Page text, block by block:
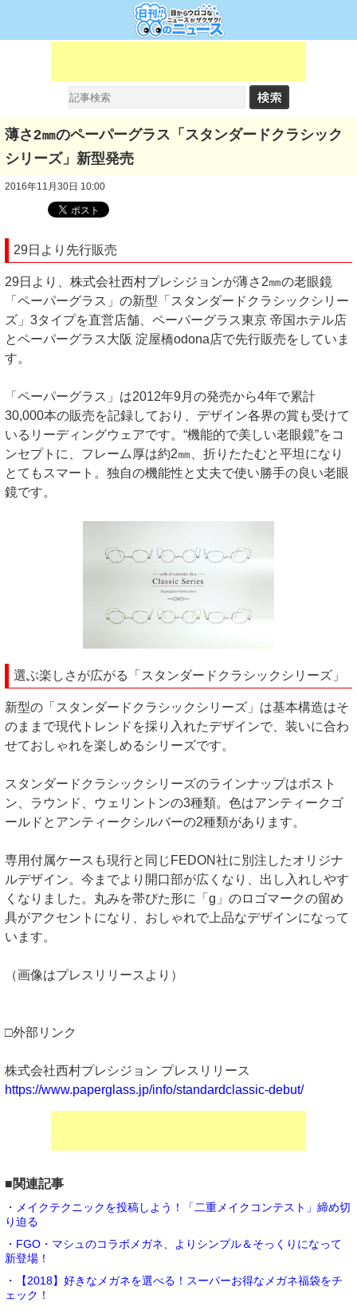
薄さ2㎜のペーパーグラス「スタンダードクラシック
シリーズ」新型発売
2016年11月30日 10:00
29日より先行販売
29日より、株式会社西村プレシジョンが薄さ2㎜の老眼鏡
「ペーパーグラス」の新型「スタンダードクラシックシリー
ズ」3タイプを直営店舗、ペーパーグラス東京 帝国ホテル店
とペーパーグラス大阪 淀屋橋odona店で先行販売をしていま
す。
「ペーパーグラス」は2012年9月の発売から4年で累計
30,000本の販売を記録しており、デザイン各界の賞も受けて
いるリーディングウェアです。“機能的で美しい老眼鏡”をコ
ンセプトに、フレーム厚は約2㎜、折りたたむと平坦になり
とてもスマート。独自の機能性と丈夫で使い勝手の良い老眼
鏡です。
選ぶ楽しさが広がる「スタンダードクラシックシリーズ」
新型の「スタンダードクラシックシリーズ」は基本構造はそ
のままで現代トレンドを採り入れたデザインで、装いに合わ
せておしゃれを楽しめるシリーズです。
スタンダードクラシックシリーズのラインナップはボスト
ン、ラウンド、ウェリントンの3種類。色はアンティークゴ
ールドとアンティークシルバーの2種類があります。
専用付属ケースも現行と同じFEDON社に別注したオリジナ
ルデザイン。今までより開口部が広くなり、出し入れしやす
くなりました。丸みを帯びた形に「g」のロゴマークの留め
具がアクセントになり、おしゃれで上品なデザインになって
います。
（画像はプレスリリースより）
□外部リンク
株式会社西村プレシジョン プレスリリース
https://www.paperglass.jp/info/standardclassic-debut/
■関連記事
・メイクテクニックを投稿しよう！「二重メイクコンテスト」締め切
り迫る
・FGO・マシュのコラボメガネ、よりシンプル＆そっくりになって
新登場！
・【2018】好きなメガネを選べる！スーパーお得なメガネ福袋をチ
ェック！